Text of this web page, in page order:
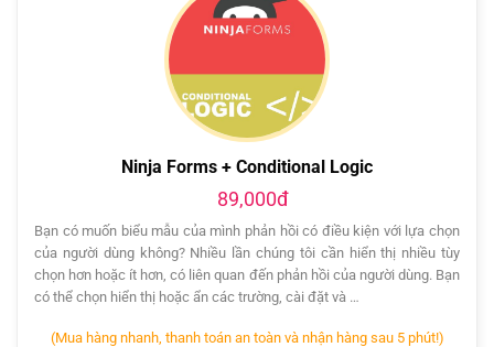
Ninja Forms + Conditional Logic
89,000đ
Bạn có muốn biểu mẫu của mình phản hồi có điều kiện với lựa chọn
của người dùng không? Nhiều lần chúng tôi cần hiển thị nhiều tùy
chọn hơn hoặc ít hơn, có liên quan đến phản hồi của người dùng. Bạn
có thể chọn hiển thị hoặc ẩn các trường, cài đặt và …
(Mua hàng nhanh, thanh toán an toàn và nhận hàng sau 5 phút!)